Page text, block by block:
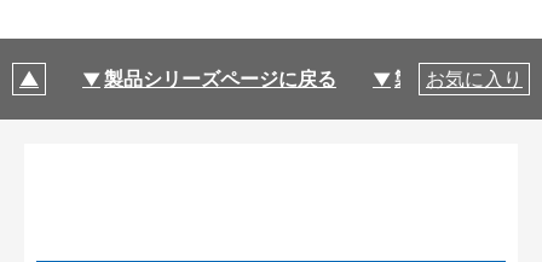
製品シリーズページに戻る 製品仕様
お気に入り